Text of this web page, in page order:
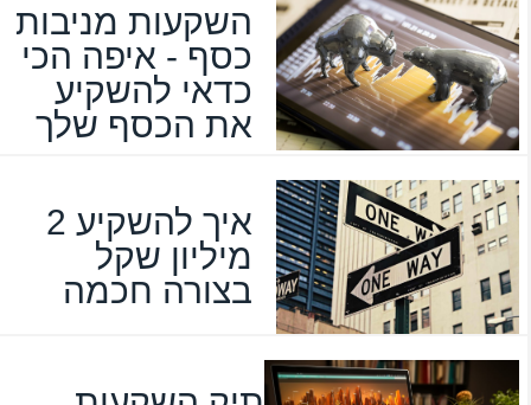
השקעות מניבות
כסף - איפה הכי
כדאי להשקיע
את הכסף שלך
איך להשקיע 2
מיליון שקל
בצורה חכמה